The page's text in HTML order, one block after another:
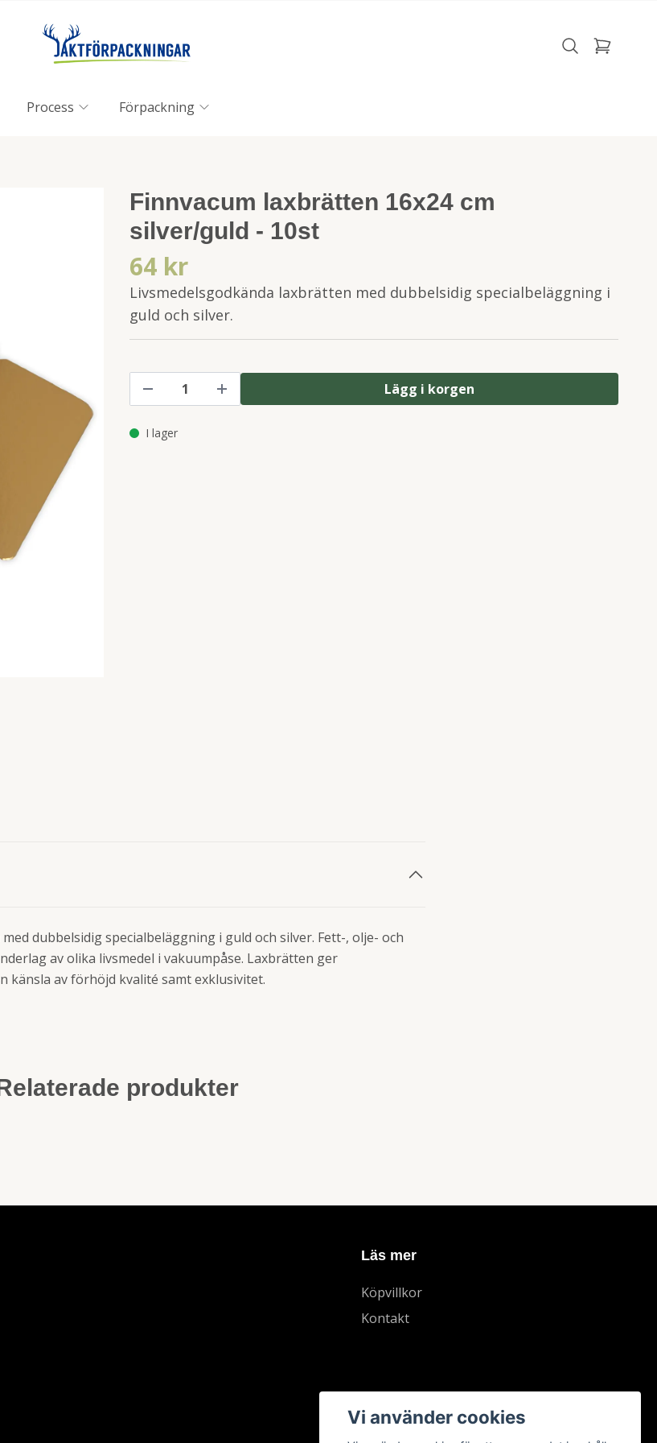
Process Förpackning
Finnvacum laxbrätten 16x24 cm
silver/guld - 10st
64 kr
Livsmedelsgodkända laxbrätten med dubbelsidig specialbeläggning i
guld och silver.
Lägg i korgen
I lager
dubbelsidig specialbeläggning i guld och silver. Fett-, olje- och
av olika livsmedel i vakuumpåse. Laxbrätten ger
känsla av förhöjd kvalité samt exklusivitet.
produkter
Läs mer
Köpvillkor
Kontakt
Vi använder cookies